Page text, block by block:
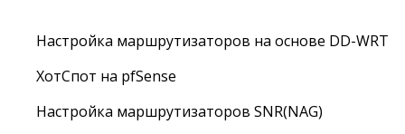
Настройка маршрутизаторов на основе DD-WRT
ХотСпот на pfSense
Настройка маршрутизаторов SNR(NAG)